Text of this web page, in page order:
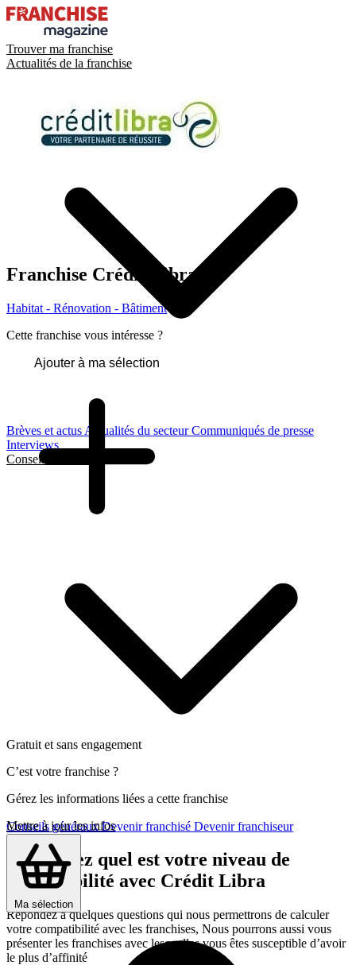
Trouver ma franchise
Actualités de la franchise
Brèves et actus Actualités du secteurCommuniqués de presse
Interviews
Conseils et Guides
Conseils générauxDevenir franchisé Devenir franchiseur
Ma sélection
Franchise Crédit Libra
Habitat - Rénovation - Bâtiment
Cette franchise vous intéresse ?
Ajouter à ma sélection
Gratuit et sans engagement
C’est votre franchise ?
Gérez les informations liées a cette franchise
Mettre à jour les infos
Découvrez quel est votre niveau de
compatibilité avec Crédit Libra
Répondez a quelques questions qui nous permettrons de calculer
votre compatibilité avec les franchises, Nous pourrons aussi vous
présenter les franchises avec lesquelles vous êtes susceptible d’avoir
le plus d’affinité